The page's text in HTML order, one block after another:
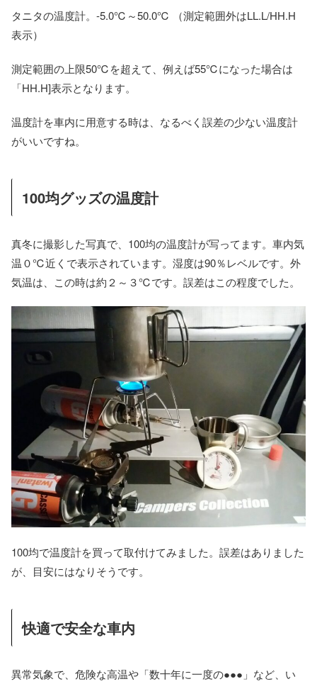
タニタの温度計。-5.0℃～50.0℃ （測定範囲外はLL.L/HH.H
表示）
測定範囲の上限50℃を超えて、例えば55℃になった場合は
「HH.H]表示となります。
温度計を車内に用意する時は、なるべく誤差の少ない温度計
がいいですね。
100均グッズの温度計
真冬に撮影した写真で、100均の温度計が写ってます。車内気
温０℃近くで表示されています。湿度は90％レベルです。外
気温は、この時は約２～３℃です。誤差はこの程度でした。
100均で温度計を買って取付けてみました。誤差はありました
が、目安にはなりそうです。
快適で安全な車内
異常気象で、危険な高温や「数十年に一度の●●●」など、い